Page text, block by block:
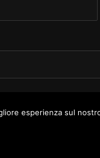
esperienza sul